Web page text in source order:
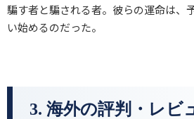
騙す者と騙される者。彼らの運命は、
い始めるのだった。
3. 海外の評判・レビ